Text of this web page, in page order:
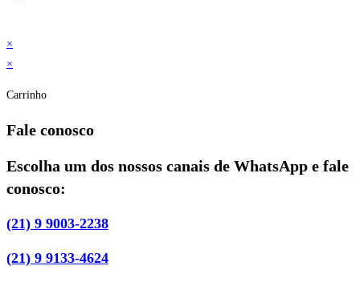
×
×
Carrinho
Fale conosco
Escolha um dos nossos canais de WhatsApp e fale
conosco:
(21) 9 9003-2238
(21) 9 9133-4624